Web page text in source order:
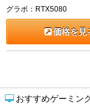
おすすめゲーミン
グラボ：RTX5080
価格を見